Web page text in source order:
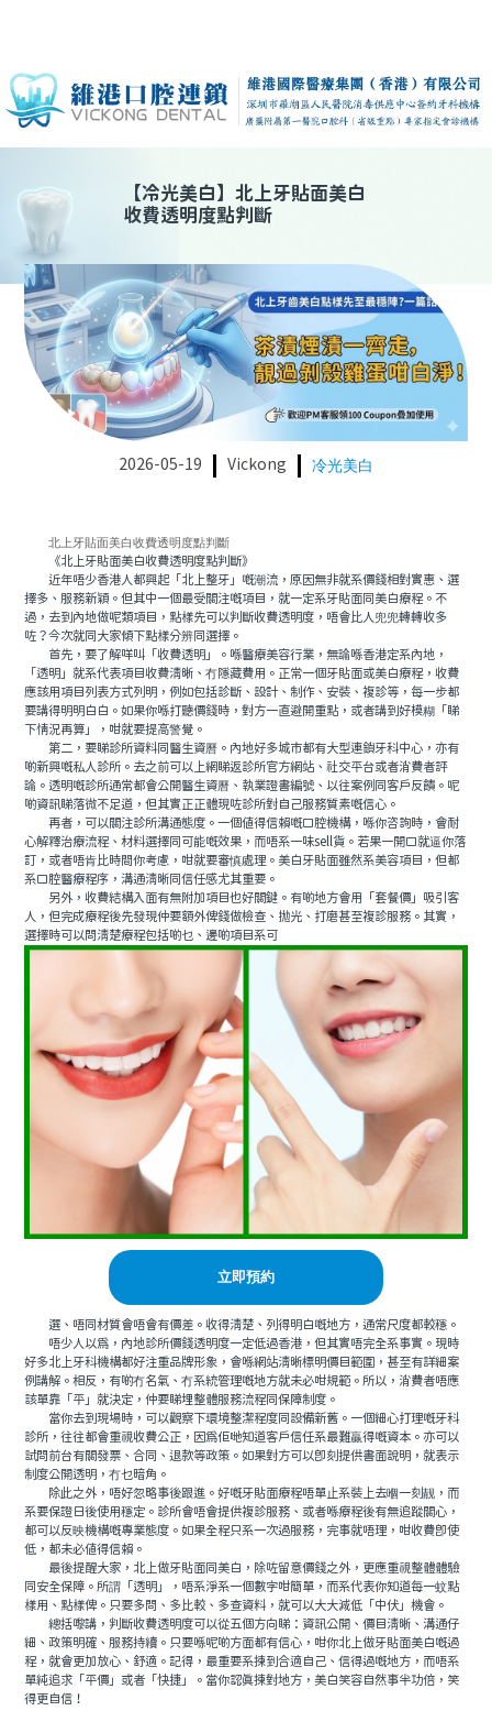
【冷光美白】 北上牙貼面美白
收費透明度點判斷
2026-05-19 Vickong 冷光美白
北上牙貼面美白收費透明度點判斷
《北上牙貼面美白收費透明度點判斷》
近年唔少香港人都興起「北上整牙」嘅潮流，原因無非就系價錢相對實惠、選
擇多、服務新穎。但其中一個最受關注嘅項目，就一定系牙貼面同美白療程。不
過，去到內地做呢類項目，點樣先可以判斷收費透明度，唔會比人兜兜轉轉收多
咗？今次就同大家傾下點樣分辨同選擇。
首先，要了解咩叫「收費透明」。喺醫療美容行業，無論喺香港定系內地，
「透明」就系代表項目收費清晰、冇隱藏費用。正常一個牙貼面或美白療程，收費
應該用項目列表方式列明，例如包括診斷、設計、制作、安裝、複診等，每一步都
要講得明明白白。如果你喺打聽價錢時，對方一直避開重點，或者講到好模糊「睇
下情況再算」，咁就要提高警覺。
第二，要睇診所資料同醫生資曆。內地好多城市都有大型連鎖牙科中心，亦有
啲新興嘅私人診所。去之前可以上網睇返診所官方網站、社交平台或者消費者評
論。透明嘅診所通常都會公開醫生資曆、執業證書編號、以往案例同客戶反饋。呢
啲資訊睇落微不足道，但其實正正體現咗診所對自己服務質素嘅信心。
再者，可以關注診所溝通態度。一個值得信賴嘅口腔機構，喺你咨詢時，會耐
心解釋治療流程、材料選擇同可能嘅效果，而唔系一味sell貨。若果一開口就逼你落
訂，或者唔肯比時間你考慮，咁就要審慎處理。美白牙貼面雖然系美容項目，但都
系口腔醫療程序，溝通清晰同信任感尤其重要。
另外，收費結構入面有無附加項目也好關鍵。有啲地方會用「套餐價」吸引客
人，但完成療程後先發現仲要額外俾錢做檢查、抛光、打磨甚至複診服務。其實，
選擇時可以問清楚療程包括啲乜、邊啲項目系可
立即預約
選、唔同材質會唔會有價差。收得清楚、列得明白嘅地方，通常尺度都較穩。
唔少人以爲，內地診所價錢透明度一定低過香港，但其實唔完全系事實。現時
好多北上牙科機構都好注重品牌形象，會喺網站清晰標明價目範圍，甚至有詳細案
例講解。相反，有啲冇名氣、冇系統管理嘅地方就未必咁規範。所以，消費者唔應
該單靠「平」就決定，仲要睇埋整體服務流程同保障制度。
當你去到現場時，可以觀察下環境整潔程度同設備新舊。一個細心打理嘅牙科
診所，往往都會重視收費公正，因爲佢哋知道客戶信任系最難贏得嘅資本。亦可以
試問前台有關發票、合同、退款等政策。如果對方可以即刻提供書面說明，就表示
制度公開透明，冇乜暗角。
除此之外，唔好忽略事後跟進。好嘅牙貼面療程唔單止系裝上去嗰一刻靓，而
系要保證日後使用穩定。診所會唔會提供複診服務、或者喺療程後有無追蹤關心，
都可以反映機構嘅專業態度。如果全程只系一次過服務，完事就唔理，咁收費即使
低，都未必值得信賴。
最後提醒大家，北上做牙貼面同美白，除咗留意價錢之外，更應重視整體體驗
同安全保障。所謂「透明」，唔系淨系一個數字咁簡單，而系代表你知道每一蚊點
樣用、點樣俾。只要多問、多比較、多查資料，就可以大大減低「中伏」機會。
總括嚟講，判斷收費透明度可以從五個方向睇：資訊公開、價目清晰、溝通仔
細、政策明確、服務持續。只要喺呢啲方面都有信心，咁你北上做牙貼面美白嘅過
程，就會更加放心、舒適。記得，最重要系揀到合適自己、信得過嘅地方，而唔系
單純追求「平價」或者「快捷」。當你認真揀對地方，美白笑容自然事半功倍，笑
得更自信！